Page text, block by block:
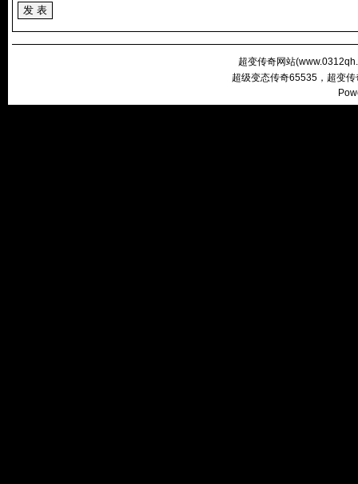
超变传奇网站(
超级变态传奇65535，超变